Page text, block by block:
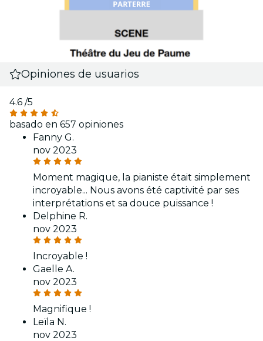
Opiniones de usuarios
4.6 /5
basado en 657 opiniones
Fanny G.
nov 2023
Moment magique, la pianiste était simplement
incroyable... Nous avons été captivité par ses
interprétations et sa douce puissance !
Delphine R.
nov 2023
Incroyable !
Gaelle A.
nov 2023
Magnifique !
Leïla N.
nov 2023